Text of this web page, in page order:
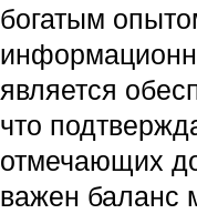
богатым
является
что
отмечающих
важен баланс